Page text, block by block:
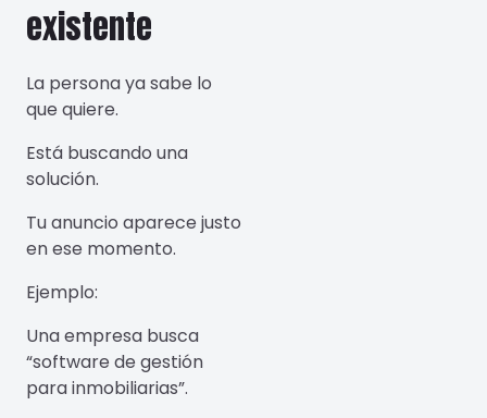
existente
La persona ya sabe lo
que quiere.
Está buscando una
solución.
Tu anuncio aparece justo
en ese momento.
Ejemplo:
Una empresa busca
“software de gestión
para inmobiliarias”.